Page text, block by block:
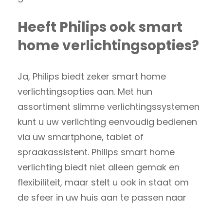
Heeft Philips ook smart
home verlichtingsopties?
Ja, Philips biedt zeker smart home
verlichtingsopties aan. Met hun
assortiment slimme verlichtingssystemen
kunt u uw verlichting eenvoudig bedienen
via uw smartphone, tablet of
spraakassistent. Philips smart home
verlichting biedt niet alleen gemak en
flexibiliteit, maar stelt u ook in staat om
de sfeer in uw huis aan te passen naar